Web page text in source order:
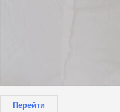
Перейти